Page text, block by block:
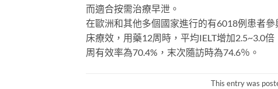
而適合按需治療早泄。
在歐洲和其他多個國家進行的有6018例患者
床療效，用藥12周時，平均IELT增加2.5~3.0
周有效率為70.4%，末次隨訪時為74.6％。
This entry was